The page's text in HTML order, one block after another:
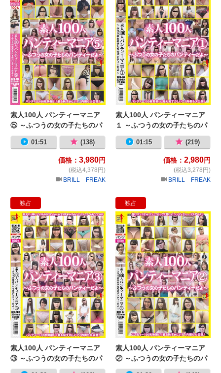
素人100人 パンティーマニア
⑤ ～ふつうの女の子たちのパ
ンティーだよ～
01:51 (138)
価格： 3,980円
(税込4,378円)
BRILL FREAK
素人100人 パンティーマニア
１ ～ふつうの女の子たちのパ
ンティーだよ～
01:15 (219)
価格： 2,980円
(税込3,278円)
BRILL FREAK
独占
素人100人 パンティーマニア③ ～
素人100人 パンティーマニア
③ ～ふつうの女の子たちのパ
ンティーだよ～
独占
素
素人100人 パンティーマニア
② ～ふつうの女の子たちのパ
ンティーだよ～